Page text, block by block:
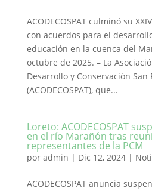
ACODECOSPAT culminó su
con acuerdos para el
educación en la cuenca del
octubre de 2025. – La
Desarrollo y Conservación San
(ACODECOSPAT), que...
Loreto: ACODECOSPAT
en el río Marañón tras
representantes de la PCM
por admin | Dic 12, 2024|
ACODECOSPAT anuncia